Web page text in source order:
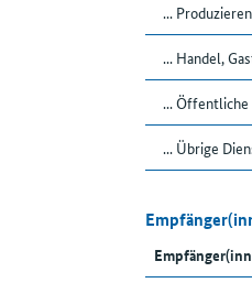
...
... Handel,
...
... Übrige